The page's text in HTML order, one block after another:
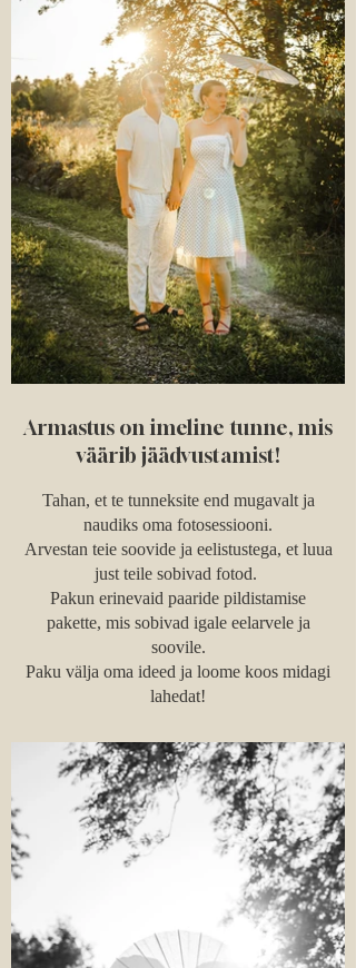
Armastus on imeline tunne, mis
väärib jäädvustamist!
Tahan, et te tunneksite end mugavalt ja
naudiks oma fotosessiooni.
Arvestan teie soovide ja eelistustega, et luua
just teile sobivad fotod.
Pakun erinevaid paaride pildistamise
pakette, mis sobivad igale eelarvele ja
soovile.
Paku välja oma ideed ja loome koos midagi
lahedat!